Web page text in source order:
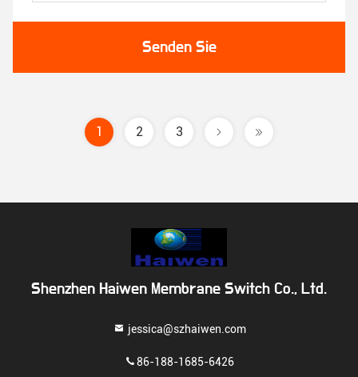
Senden Sie
1 2 3
Shenzhen Haiwen Membrane Switch Co., Ltd.
jessica@szhaiwen.com
86-188-1685-6426